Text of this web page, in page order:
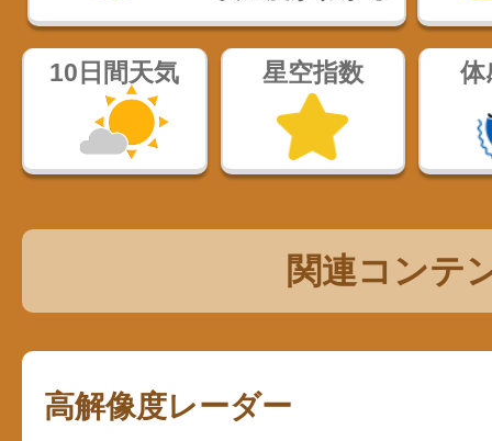
10日間天気 星空指数 体
関連コンテ
高解像度レーダー